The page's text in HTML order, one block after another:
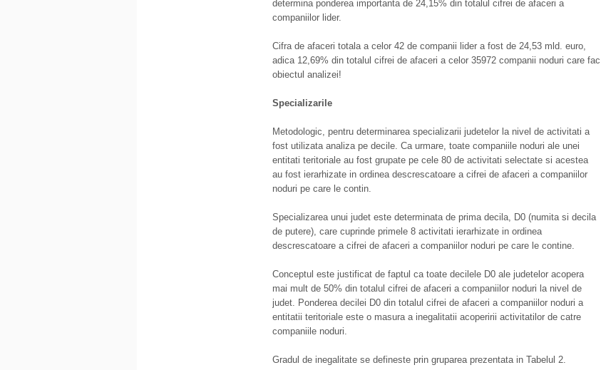
determina ponderea importanta de 24,15% din totalul cifrei de afaceri a
companiilor lider.
Cifra de afaceri totala a celor 42 de companii lider a fost de 24,53 mld. euro,
adica 12,69% din totalul cifrei de afaceri a celor 35972 companii noduri care fac
obiectul analizei!
Specializarile
Metodologic, pentru determinarea specializarii judetelor la nivel de activitati a
fost utilizata analiza pe decile. Ca urmare, toate companiile noduri ale unei
entitati teritoriale au fost grupate pe cele 80 de activitati selectate si acestea
au fost ierarhizate in ordinea descrescatoare a cifrei de afaceri a companiilor
noduri pe care le contin.
Specializarea unui judet este determinata de prima decila, D0 (numita si decila
de putere), care cuprinde primele 8 activitati ierarhizate in ordinea
descrescatoare a cifrei de afaceri a companiilor noduri pe care le contine.
Conceptul este justificat de faptul ca toate decilele D0 ale judetelor acopera
mai mult de 50% din totalul cifrei de afaceri a companiilor noduri la nivel de
judet. Ponderea decilei D0 din totalul cifrei de afaceri a companiilor noduri a
entitatii teritoriale este o masura a inegalitatii acoperirii activitatilor de catre
companiile noduri.
Gradul de inegalitate se defineste prin gruparea prezentata in Tabelul 2.